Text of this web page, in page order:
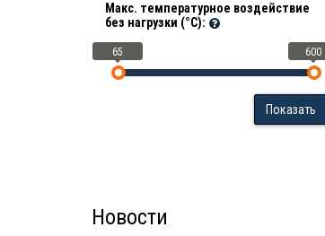
Макс. температурное воздействие
без нагрузки (°С):
65 600
Показать
Новости